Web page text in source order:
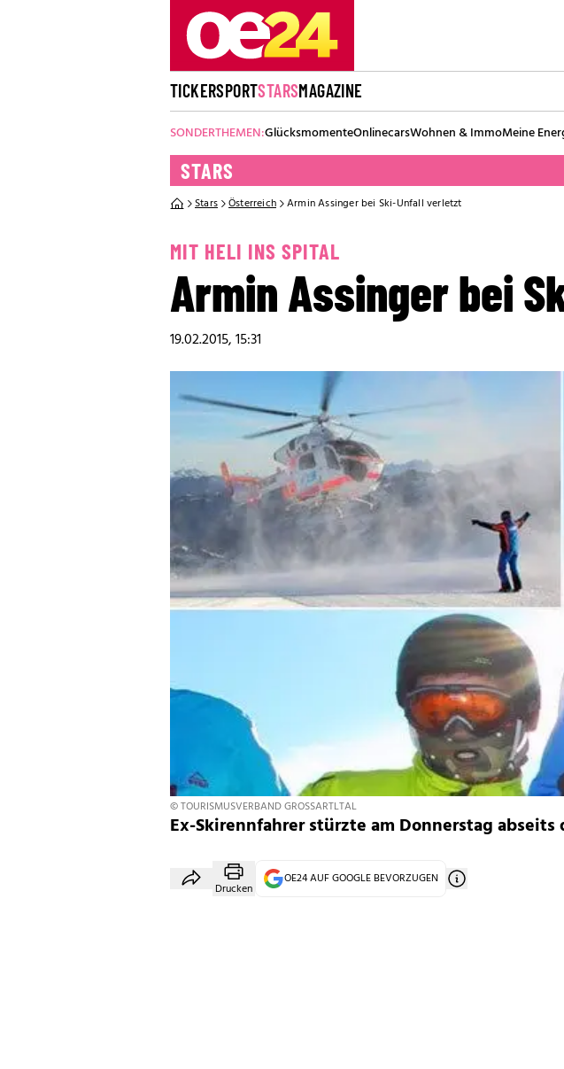
TICKERSPORTSTARSMAGAZINE
SONDERTHEMEN:GlücksmomenteOnlinecarsWohnen & ImmoMeine
STARS
Stars Österreich Armin Assinger bei Ski-Unfall verletzt
MIT HELI INS SPITAL
Armin Assinger bei
19.02.2015, 15:31
© TOURISMUSVERBAND GROSSARTLTAL
Ex-Skirennfahrer stürzte am Donnerstag abseits
Drucken
OE24 AUF GOOGLE BEVORZUGEN